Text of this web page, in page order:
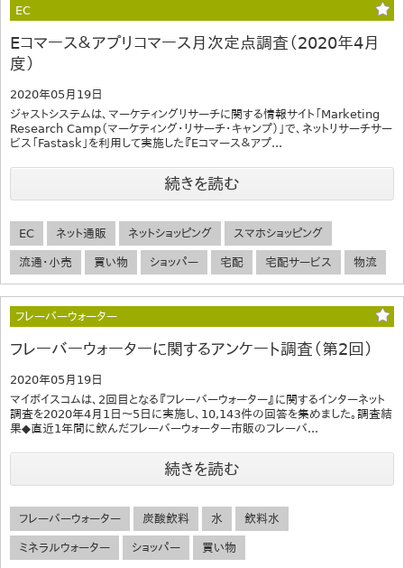
EC
Eコマース＆アプリコマース月次定点調査（2020年4月
度）
2020年05月19日
ジャストシステムは、マーケティングリサーチに関する情報サイト「Marketing
Research Camp（マーケティング・リサーチ・キャンプ）」で、ネットリサーチサー
ビス「Fastask」を利用して実施した『Eコマース＆アプ...
続きを読む
EC ネット通販 ネットショッピング スマホショッピング
流通・小売 買い物 ショッパー 宅配 宅配サービス 物流
フレーバーウォーター
フレーバーウォーターに関するアンケート調査（第2回）
2020年05月19日
マイボイスコムは、2回目となる『フレーバーウォーター』に関するインターネット
調査を2020年4月1日～5日に実施し、10,143件の回答を集めました。調査結
果◆直近1年間に飲んだフレーバーウォーター市販のフレーバ...
続きを読む
フレーバーウォーター 炭酸飲料 水 飲料水
ミネラルウォーター ショッパー 買い物